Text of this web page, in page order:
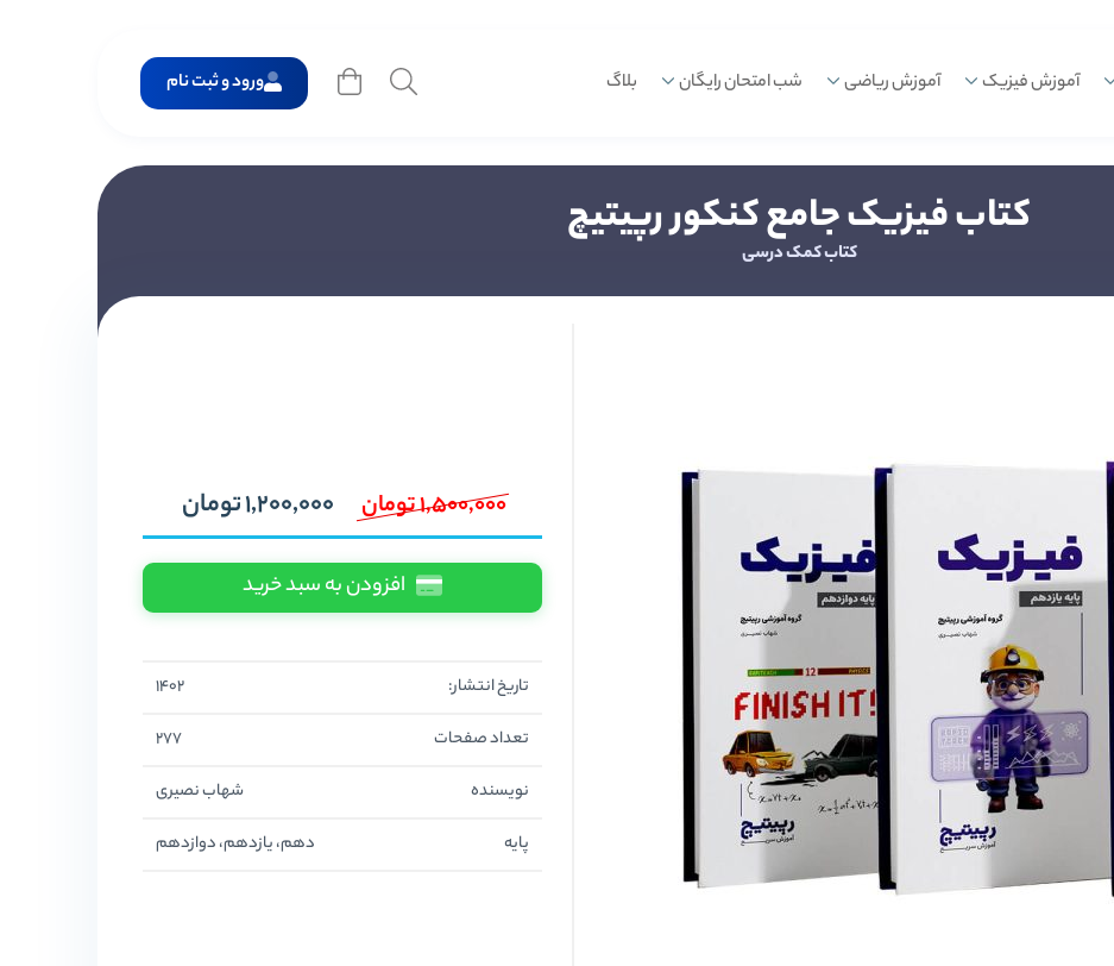
آموزش فیزیک آموزش ریاضی شب امتحان رایگان بلاگ ورود و ثبت نام
کتاب فیزیک جامع کنکور رپیتیچ
کتاب کمک درسی
1,500,000تومان 1,200,000تومان
افزودن به سبد خرید
تاریخ انتشار:
1402
تعداد صفحات
277
نویسنده
شهاب نصیری
پایه
دهم، یازدهم، دوازدهم